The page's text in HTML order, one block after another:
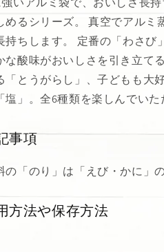
めるシリーズ。 真空でアルミ
持ちします。 定番の「わさび
な酸味がおいしさを引き立て
「とうがらし」、子どもも大
塩」。全6種類を楽しんでいた
事項
の「のり」は「えび・かに」
方法や保存方法